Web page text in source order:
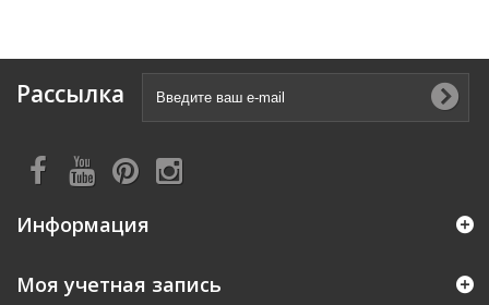
Рассылка
Информация
Моя учетная запись